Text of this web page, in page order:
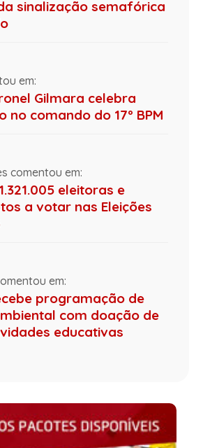
sinalização semafórica
em:
Gilmara celebra
no comando do 17º BPM
comentou em:
eleitoras e
a votar nas Eleições
em:
programação de
com doação de
educativas